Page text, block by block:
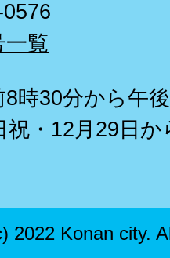
一覧
8時30分から午
祝・12月29日
2022 Konan city.